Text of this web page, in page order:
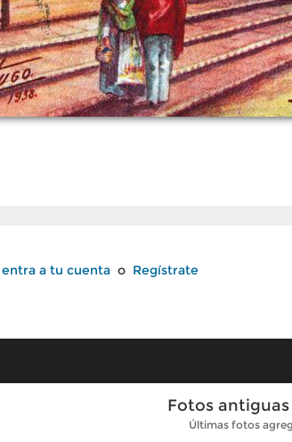
entra a tu cuenta o Regístrate
Fotos
Últimas fotos